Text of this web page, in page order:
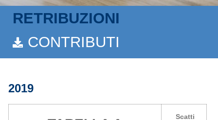
RETRIBUZIONI
CONTRIBUTI
2019
Scatti